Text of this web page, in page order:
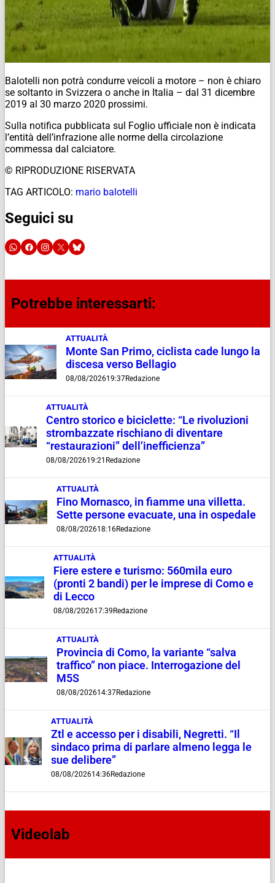
Balotelli non potrà condurre veicoli a motore – non è chiaro
se soltanto in Svizzera o anche in Italia – dal 31 dicembre
2019 al 30 marzo 2020 prossimi.
Sulla notifica pubblicata sul Foglio ufficiale non è indicata
l’entità dell’infrazione alle norme della circolazione
commessa dal calciatore.
© RIPRODUZIONE RISERVATA
TAG ARTICOLO: mario balotelli
Seguici su
Potrebbe interessarti:
ATTUALITÀ
Monte San Primo, ciclista cade lungo la
discesa verso Bellagio
08/08/202619:37Redazione
ATTUALITÀ
Centro storico e biciclette: “Le rivoluzioni
strombazzate rischiano di diventare
“restaurazioni” dell’inefficienza”
08/08/202619:21 Redazione
ATTUALITÀ
Fino Mornasco, in fiamme una villetta.
Sette persone evacuate, una in ospedale
08/08/202618:16Redazione
ATTUALITÀ
Fiere estere e turismo: 560mila euro
(pronti 2 bandi) per le imprese di Como e
di Lecco
08/08/202617:39 Redazione
ATTUALITÀ
Provincia di Como, la variante “salva
traffico” non piace. Interrogazione del
M5S
08/08/202614:37Redazione
ATTUALITÀ
Ztl e accesso per i disabili, Negretti. “Il
sindaco prima di parlare almeno legga le
sue delibere”
08/08/202614:36Redazione
Videolab